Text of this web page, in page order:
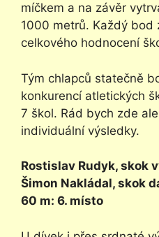
míčkem a na závěr
1000 metrů. Každý bod
celkového hodnocení
Tým chlapců statečně
konkurencí atletických
7 škol. Rád bych zde
individuální výsledky.
Rostislav Rudyk, skok
Šimon Nakládal, skok
60 m: 6. místo